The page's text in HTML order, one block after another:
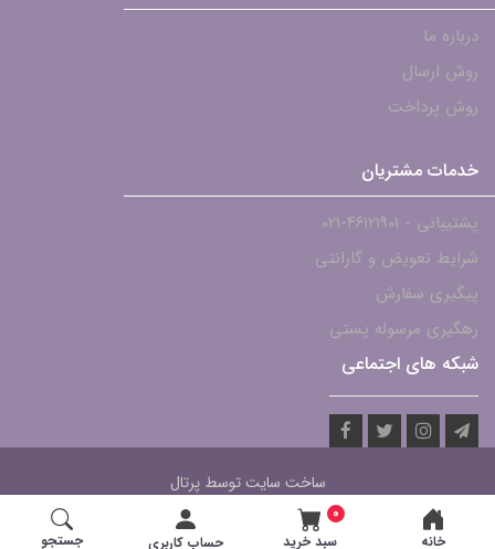
خانه
0
سبد خرید
حساب کاربری جستجو
درباره ما
روش ارسال
روش پرداخت
خدمات مشتریان
پشتیبانی - ۴۶۱۲۱۹۰۱-021
شرایط تعویض و گارانتی
پیگیری سفارش
رهگیری مرسوله پستی
شبکه های اجتماعی
ساخت سایت توسطپرتال